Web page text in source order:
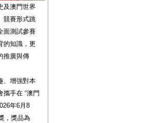
及澳門世界
競賽形式跳
面測試參賽
的知識，更
推廣與傳
、增強對本
手在 “澳門
年6月8
，獎品為